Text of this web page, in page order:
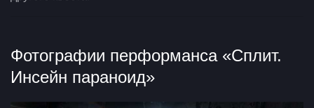
Фотографии перформанса «Сплит.
Инсейн параноид»